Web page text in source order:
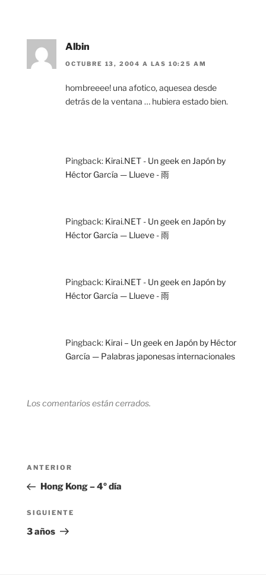
Albin
OCTUBRE 13, 2004 A LAS 10:25 AM
hombreeee! una afotico, aquesea desde
detrás de la ventana … hubiera estado bien.
Pingback: Kirai.NET - Un geek en Japón by
Héctor García — Llueve - 雨
Pingback: Kirai.NET - Un geek en Japón by
Héctor García — Llueve - 雨
Pingback: Kirai.NET - Un geek en Japón by
Héctor García — Llueve - 雨
Pingback: Kirai – Un geek en Japón by Héctor
García — Palabras japonesas internacionales
Los comentarios están cerrados.
Navegación
entradas
Entrada
anterior:
ANTERIOR
Hong Kong – 4º día
Siguiente
entrada
SIGUIENTE
3 años